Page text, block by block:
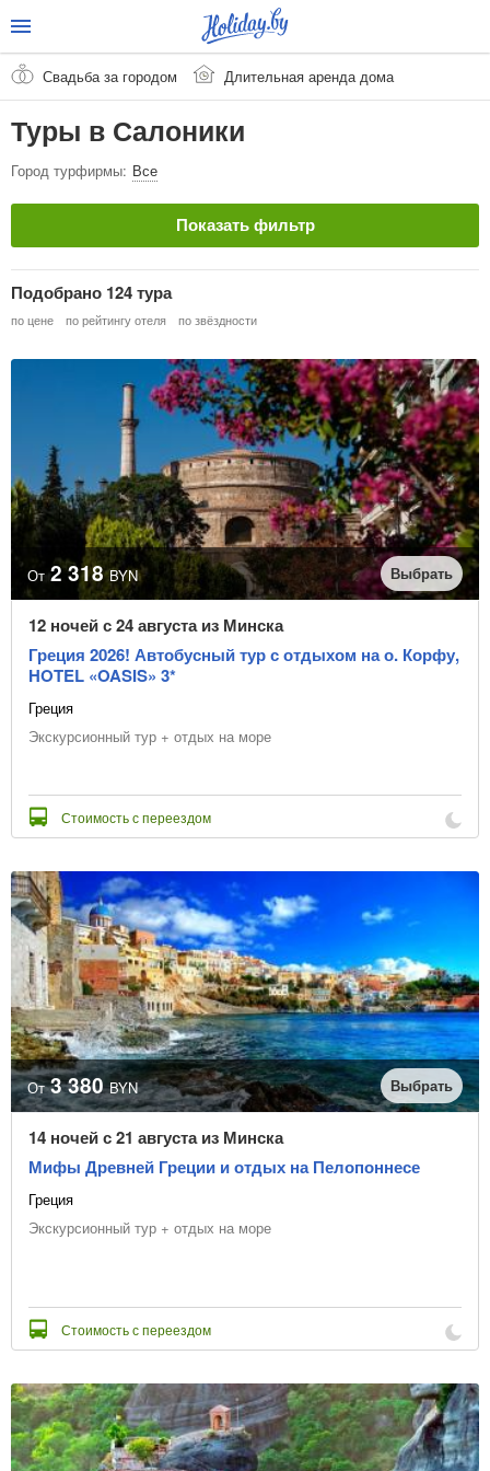
Свадьба за городом Длительная аренда дома
Туры в Салоники
Город турфирмы: Все
Показать фильтр
Греция
Город / Курорт Очистить
Тип тура
Отправление из
Даты начала туров
или выбрать месяц начала туров
Количество ночей
Цена, BYN
В рассрочку
Точная цена
Раннее бронирование
Виза не нужна
Тип транспорта
Цена с транспортом
Без ночных переездов
Тип питания
Подобрано 124 тура
по цене по рейтингу отеля по звёздности
От 2 318 BYN Выбрать
12 ночей с 24 августа из Минска
Греция 2026! Автобусный тур с отдыхом на о. Корфу,
HOTEL «OASIS» 3*
Греция
Экскурсионный тур + отдых на море
Стоимость с переездом
От 3 380 BYN Выбрать
14 ночей с 21 августа из Минска
Мифы Древней Греции и отдых на Пелопоннесе
Греция
Экскурсионный тур + отдых на море
Стоимость с переездом